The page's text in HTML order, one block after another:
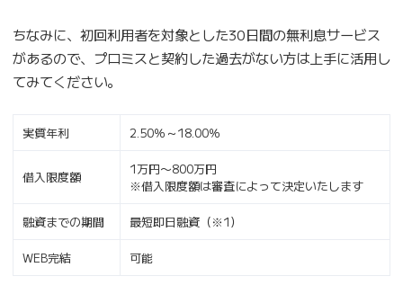
ちなみに、初回利用者を対象とした30日間の無利息サービス
があるので、プロミスと契約した過去がない方は上手に活用し
てみてください。
実質年利 2.50％～18.00％
借入限度額
1万円〜800万円
※借入限度額は審査によって決定いたします
融資までの期間 最短即日融資（※1）
WEB完結 可能